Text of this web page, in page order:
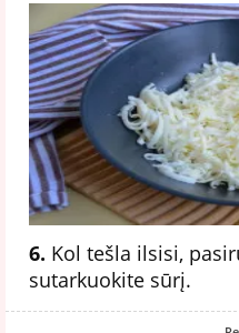
6. Kol tešla ilsisi,
sutarkuokite sūrį.